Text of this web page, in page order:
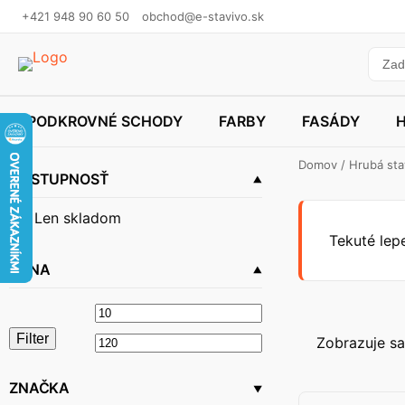
+421 948 90 60 50 obchod@e-stavivo.sk
PODKROVNÉ SCHODY FARBY FASÁDY
DOSTUPNOSŤ
Len skladom
CENA
Minimálna
cena
Filter
ZNAČKA
Domov / Hrubá
Tekuté
Zobrazuje